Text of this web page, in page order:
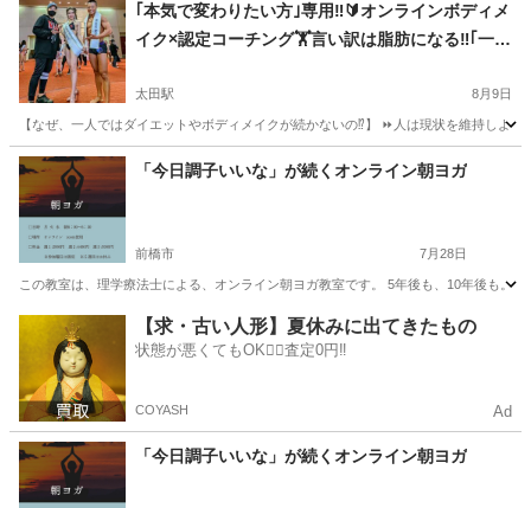
｢本気で変わりたい方｣専用‼️🔰オンラインボディメ
イク×認定コーチング🏋️言い訳は脂肪になる‼️｢一生
＆パパ誕生🏆
太田駅 8月9日
【なぜ、一人ではダイエットやボディメイクが続かないの⁉️】 ⏩人は現状を維持しよ
群馬 太田市 太田駅 その他
「今日調子いいな」が続くオンライン朝ヨガ
前橋市 7月28日
この教室は、理学療法士による、オンライン朝ヨガ教室です。 5年後も、10年後も
ヨガ オンライン
【求・古い人形】夏休みに出てきたもの
状態が悪くてもOK🙆‍♀️査定0円‼️
COYASH Ad
「今日調子いいな」が続くオンライン朝ヨガ